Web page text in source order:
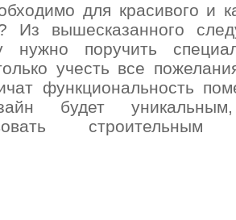
для красивого и
Из вышесказанного
нужно поручить
учесть все
функциональность
будет
строительным